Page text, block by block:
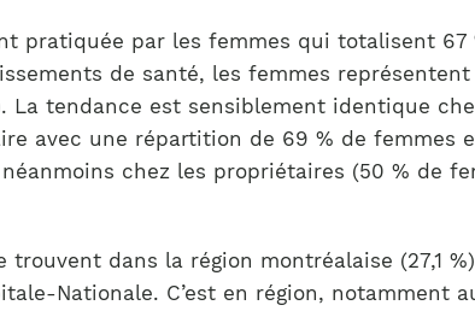
pratiquée par les femmes qui totalisent 67
de santé, les femmes représentent
La tendance est sensiblement identique
avec une répartition de 69 % de femmes
chez les propriétaires (50 % de
dans la région montréalaise (27,1
Nationale. C’est en région, notamment